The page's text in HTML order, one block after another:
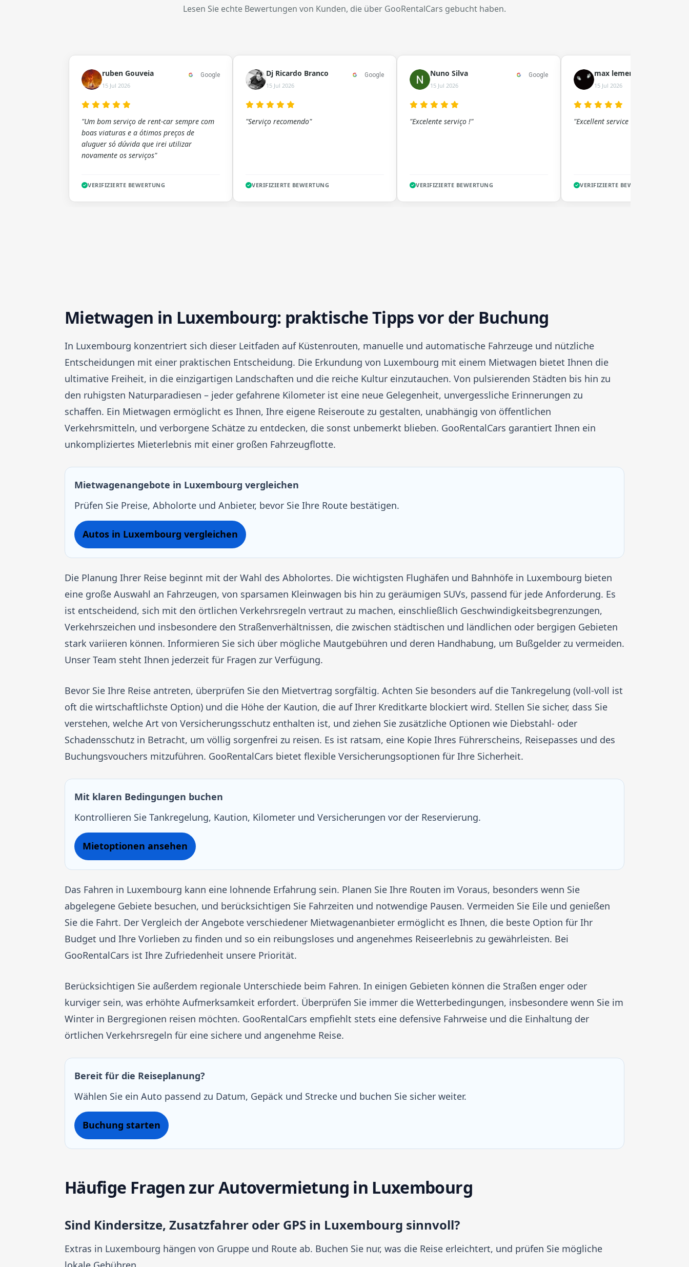
Lesen Sie echte Bewertungen von Kunden, die über GooRentalCars gebucht haben.
ruben Gouveia
15 Jul 2026
Google
"Um bom serviço de rent-car sempre com
boas viaturas e a ótimos preços de
aluguer só dúvida que irei utilizar
novamente os serviços"
VERIFIZIERTE BEWERTUNG
Dj Ricardo Branco
15 Jul 2026
Google
"Serviço recomendo"
VERIFIZIERTE BEWERTUNG
Nuno Silva
15 Jul 2026
Google
"Excelente serviço !"
VERIFIZIERTE BEWERTUNG
max lement
15 Jul 2026
"Excellent service !!"
VERIFIZIERTE BEWERTUNG
Mietwagen in Luxembourg: praktische Tipps vor der Buchung
In Luxembourg konzentriert sich dieser Leitfaden auf Küstenrouten, manuelle und automatische Fahrzeuge und nützliche
Entscheidungen mit einer praktischen Entscheidung. Die Erkundung von Luxembourg mit einem Mietwagen bietet Ihnen die
ultimative Freiheit, in die einzigartigen Landschaften und die reiche Kultur einzutauchen. Von pulsierenden Städten bis hin zu
den ruhigsten Naturparadiesen – jeder gefahrene Kilometer ist eine neue Gelegenheit, unvergessliche Erinnerungen zu
schaffen. Ein Mietwagen ermöglicht es Ihnen, Ihre eigene Reiseroute zu gestalten, unabhängig von öffentlichen
Verkehrsmitteln, und verborgene Schätze zu entdecken, die sonst unbemerkt blieben. GooRentalCars garantiert Ihnen ein
unkompliziertes Mieterlebnis mit einer großen Fahrzeugflotte.
Mietwagenangebote in Luxembourg vergleichen
Prüfen Sie Preise, Abholorte und Anbieter, bevor Sie Ihre Route bestätigen.
Autos in Luxembourg vergleichen
Die Planung Ihrer Reise beginnt mit der Wahl des Abholortes. Die wichtigsten Flughäfen und Bahnhöfe in Luxembourg bieten
eine große Auswahl an Fahrzeugen, von sparsamen Kleinwagen bis hin zu geräumigen SUVs, passend für jede Anforderung. Es
ist entscheidend, sich mit den örtlichen Verkehrsregeln vertraut zu machen, einschließlich Geschwindigkeitsbegrenzungen,
Verkehrszeichen und insbesondere den Straßenverhältnissen, die zwischen städtischen und ländlichen oder bergigen Gebieten
stark variieren können. Informieren Sie sich über mögliche Mautgebühren und deren Handhabung, um Bußgelder zu vermeiden.
Unser Team steht Ihnen jederzeit für Fragen zur Verfügung.
Bevor Sie Ihre Reise antreten, überprüfen Sie den Mietvertrag sorgfältig. Achten Sie besonders auf die Tankregelung (voll-voll ist
oft die wirtschaftlichste Option) und die Höhe der Kaution, die auf Ihrer Kreditkarte blockiert wird. Stellen Sie sicher, dass Sie
verstehen, welche Art von Versicherungsschutz enthalten ist, und ziehen Sie zusätzliche Optionen wie Diebstahl- oder
Schadensschutz in Betracht, um völlig sorgenfrei zu reisen. Es ist ratsam, eine Kopie Ihres Führerscheins, Reisepasses und des
Buchungsvouchers mitzuführen. GooRentalCars bietet flexible Versicherungsoptionen für Ihre Sicherheit.
Mit klaren Bedingungen buchen
Kontrollieren Sie Tankregelung, Kaution, Kilometer und Versicherungen vor der Reservierung.
Mietoptionen ansehen
Das Fahren in Luxembourg kann eine lohnende Erfahrung sein. Planen Sie Ihre Routen im Voraus, besonders wenn Sie
abgelegene Gebiete besuchen, und berücksichtigen Sie Fahrzeiten und notwendige Pausen. Vermeiden Sie Eile und genießen
Sie die Fahrt. Der Vergleich der Angebote verschiedener Mietwagenanbieter ermöglicht es Ihnen, die beste Option für Ihr
Budget und Ihre Vorlieben zu finden und so ein reibungsloses und angenehmes Reiseerlebnis zu gewährleisten. Bei
GooRentalCars ist Ihre Zufriedenheit unsere Priorität.
Berücksichtigen Sie außerdem regionale Unterschiede beim Fahren. In einigen Gebieten können die Straßen enger oder
kurviger sein, was erhöhte Aufmerksamkeit erfordert. Überprüfen Sie immer die Wetterbedingungen, insbesondere wenn Sie im
Winter in Bergregionen reisen möchten. GooRentalCars empfiehlt stets eine defensive Fahrweise und die Einhaltung der
örtlichen Verkehrsregeln für eine sichere und angenehme Reise.
Bereit für die Reiseplanung?
Wählen Sie ein Auto passend zu Datum, Gepäck und Strecke und buchen Sie sicher weiter.
Buchung starten
Häufige Fragen zur Autovermietung in Luxembourg
Sind Kindersitze, Zusatzfahrer oder GPS in Luxembourg sinnvoll?
Extras in Luxembourg hängen von Gruppe und Route ab. Buchen Sie nur, was die Reise erleichtert, und prüfen Sie mögliche